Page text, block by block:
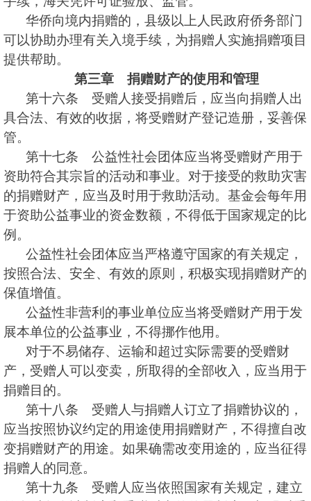
华侨向境内捐赠的，县级以上人民政府侨务部门
可以协助办理有关入境手续，为捐赠人实施捐赠项目
提供帮助。
第三章 捐赠财产的使用和管理
第十六条 受赠人接受捐赠后，应当向捐赠人出
具合法、有效的收据，将受赠财产登记造册，妥善保
管。
第十七条 公益性社会团体应当将受赠财产用于
资助符合其宗旨的活动和事业。对于接受的救助灾害
的捐赠财产，应当及时用于救助活动。基金会每年用
于资助公益事业的资金数额，不得低于国家规定的比
例。
公益性社会团体应当严格遵守国家的有关规定，
按照合法、安全、有效的原则，积极实现捐赠财产的
保值增值。
公益性非营利的事业单位应当将受赠财产用于发
展本单位的公益事业，不得挪作他用。
对于不易储存、运输和超过实际需要的受赠财
产，受赠人可以变卖，所取得的全部收入，应当用于
捐赠目的。
第十八条 受赠人与捐赠人订立了捐赠协议的，
应当按照协议约定的用途使用捐赠财产，不得擅自改
变捐赠财产的用途。如果确需改变用途的，应当征得
捐赠人的同意。
第十九条 受赠人应当依照国家有关规定，建立